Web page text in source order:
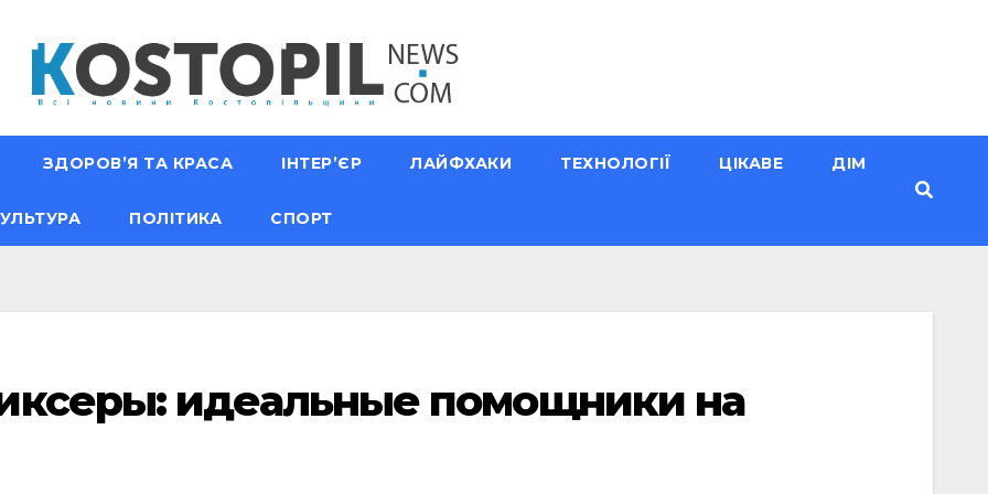
ЗДОРОВ’Я ТА КРАСА ІНТЕР’ЄР ЛАЙФХАКИ ТЕХНОЛОГІЇ ЦІКАВЕ ДІМ
ПОЛІТИКА СПОРТ
идеальные помощники на